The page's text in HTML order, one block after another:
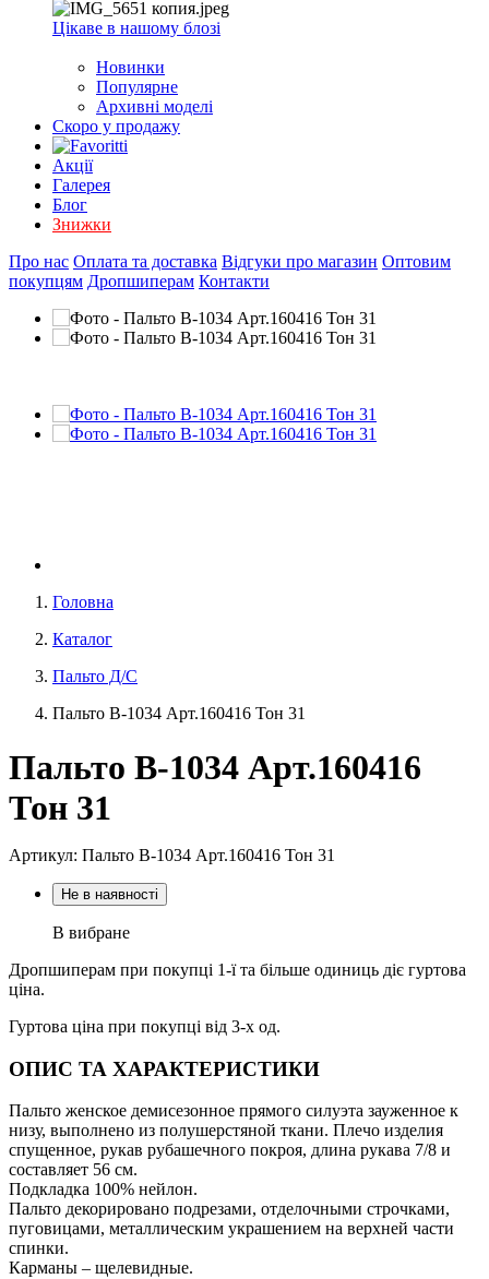
Цікаве в нашому блозі
Новинки
Популярне
Архивні моделі
Скоро у продажу
Акції
Галерея
Блог
Знижки
Про нас Оплата та доставка Відгуки про магазин Оптовим
покупцям Дропшиперам Контакти
Головна
Каталог
Пальто Д/С
Пальто В-1034 Aрт.160416 Тон 31
Пальто В-1034 Aрт.160416
Тон 31
Артикул: Пальто В-1034 Aрт.160416 Тон 31
Не в наявності
В вибране
Дропшиперам при покупці 1-ї та більше одиниць діє гуртова
ціна.
Гуртова ціна при покупці від 3-х од.
ОПИС ТА ХАРАКТЕРИСТИКИ
Пальто женское демисезонное прямого силуэта зауженное к
низу, выполнено из полушерстяной ткани. Плечо изделия
спущенное, рукав рубашечного покроя, длина рукава 7/8 и
составляет 56 см.
Подкладка 100% нейлон.
Пальто декорировано подрезами, отделочными строчками,
пуговицами, металлическим украшением на верхней части
спинки.
Карманы – щелевидные.